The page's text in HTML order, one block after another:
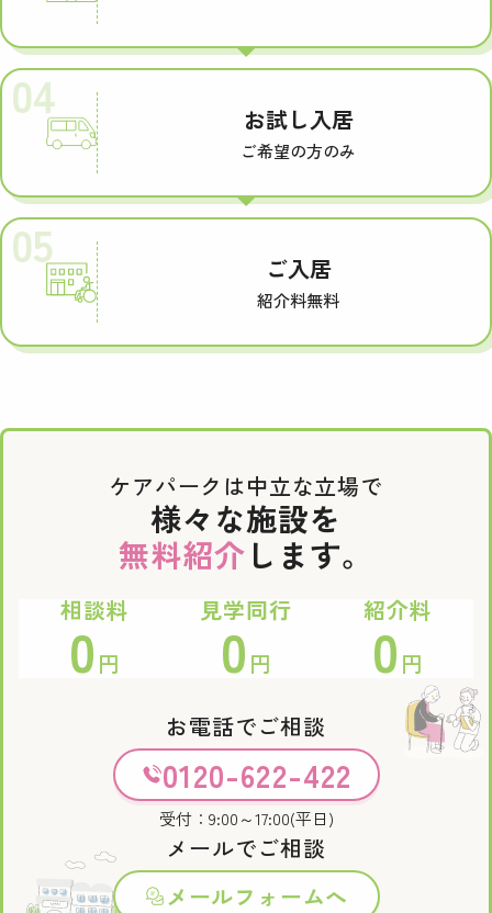
04 お試し入居
ご希望の方のみ
05 ご入居
紹介料無料
ケアパークは中立な立場で
様々な施設を
無料紹介 します。
相談料
0 円
見学同行
0 円
紹介料
0 円
お電話でご相談
0120-622-422
受付：9:00～17:00(平日)
メールでご相談
メールフォームへ